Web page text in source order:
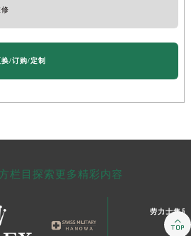
/订购/定制
栏目探索更多精彩内容
劳力士售后
